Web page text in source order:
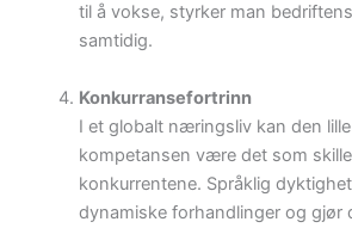
til å vokse, styrker man
samtidig.
Konkurransefortrinn
I et globalt næringsliv kan den
kompetansen være det som
konkurrentene. Språklig
dynamiske forhandlinger og gjør